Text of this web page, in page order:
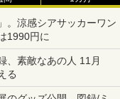
。涼感シアサッカーワン
1990円に
、素敵なあの人 11月
る